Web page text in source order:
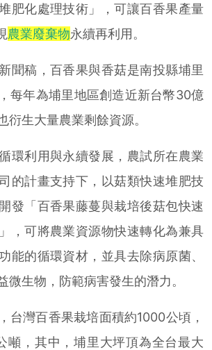
肥化處理技術」，可讓百香果產量
農業廢棄物永續再利用。
稿，百香果與香菇是南投縣埔里
每年為埔里地區創造近新台幣30億
衍生大量農業剩餘資源。
利用與永續發展，農試所在農業
的計畫支持下，以菇類快速堆肥技
發「百香果藤蔓與栽培後菇包快速
，可將農業資源物快速轉化為兼具
能的循環資材，並具去除病原菌、
微生物，防範病害發生的潛力。
灣百香果栽培面積約1000公頃，
噸，其中，埔里大坪頂為全台最大